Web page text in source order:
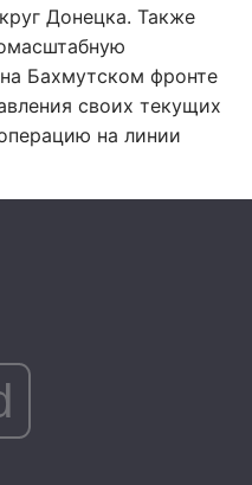
Донецка. Также
Бахмутском фронте
своих текущих
на линии